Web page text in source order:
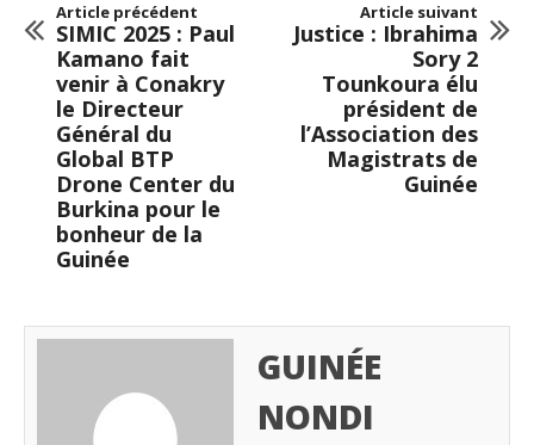
Article précédent
SIMIC 2025 : Paul
Kamano fait
venir à Conakry
le Directeur
Général du
Global BTP
Drone Center du
Burkina pour le
bonheur de la
Guinée
Article suivant
Justice : Ibrahima
Sory 2
Tounkoura élu
président de
l’Association des
Magistrats de
Guinée
GUINÉE
NONDI